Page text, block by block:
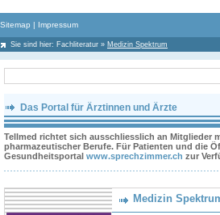
Sitemap | Impressum
Sie sind hier: Fachliteratur » Medizin Spektrum
Das Portal für Ärztinnen und Ärzte
Tellmed richtet sich ausschliesslich an Mitglieder
pharmazeutischer Berufe. Für Patienten und die
Gesundheitsportal www.sprechzimmer.ch zur
Medizin